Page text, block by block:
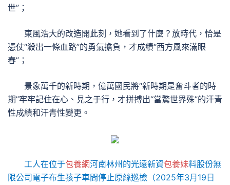
世”；
東風浩大的改造開此刻，她看到了什麼？放時代，恰是
憑仗“殺出一條血路”的勇氣擔負，才成績“西方風來滿眼
春”；
景象萬千的新時期，億萬國民將“新時期是奮斗者的時
期”牢牢記住在心、見之于行，才拼搏出“當驚世界殊”的汗青
性成績和汗青性變更。
工人在位于包養網河南林州的光遠新資包養妹料股份無
限公司電子布生孩子車間停止原絲巡檢（2025年3月19日